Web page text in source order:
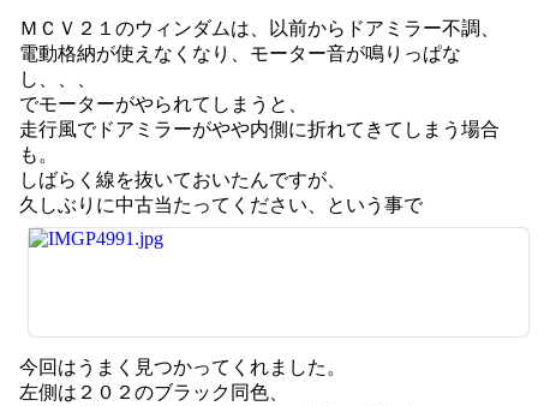
ＭＣＶ２１のウィンダムは、以前からドアミラー不調、
電動格納が使えなくなり、モーター音が鳴りっぱな
し、、、
でモーターがやられてしまうと、
走行風でドアミラーがやや内側に折れてきてしまう場合
も。
しばらく線を抜いておいたんですが、
久しぶりに中古当たってください、という事で
今回はうまく見つかってくれました。
左側は２０２のブラック同色、